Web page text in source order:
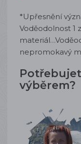
*Upřesnění
Voděodolnost 1
nepromokavý
výběrem?